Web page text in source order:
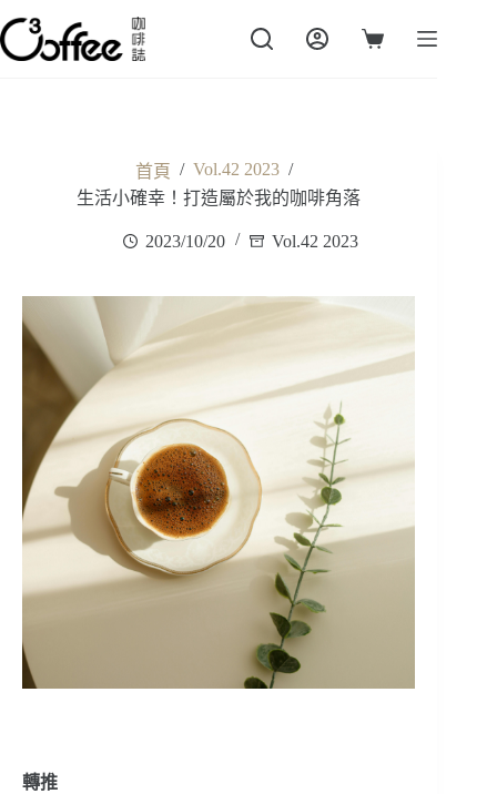
跳
至
主
購
首頁 / Vol.42 2023 /
生活小確幸！打造屬於我的咖啡角落
2023/10/20 Vol.42 2023
轉推